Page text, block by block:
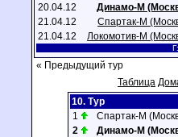
20.04.12
Динамо-М
21.04.12
Спартак-М
21.04.12
Локомотив-М
« Предыдущий тур
Таблица
10. Тур
1
Спартак-М
2
Динамо-М